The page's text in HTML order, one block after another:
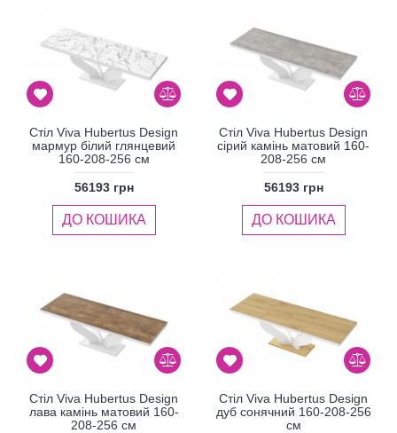
Стіл Viva Hubertus Design
мармур білий глянцевий
160-208-256 см
56193 грн
ДО КОШИКА
Стіл Viva Hubertus Design
сірий камінь матовий 160-
208-256 см
56193 грн
ДО КОШИКА
Стіл Viva Hubertus Design
лава камінь матовий 160-
208-256 см
Стіл Viva Hubertus Design
дуб сонячний 160-208-256
см